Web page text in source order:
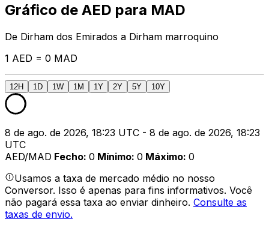
Gráfico de AED para MAD
De Dirham dos Emirados a Dirham marroquino
1 AED = 0 MAD
12H 1D 1W 1M 1Y 2Y 5Y 10Y
8 de ago. de 2026, 18:23 UTC - 8 de ago. de 2026, 18:23
UTC
AED/MAD Fecho: 0 Mínimo: 0 Máximo: 0
Usamos a taxa de mercado médio no nosso
Conversor. Isso é apenas para fins informativos. Você
não pagará essa taxa ao enviar dinheiro. Consulte as
taxas de envio.